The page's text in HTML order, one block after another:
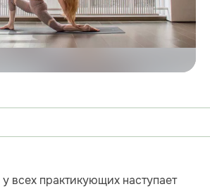
всех практикующих наступает